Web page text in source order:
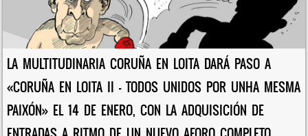
LA MULTITUDINARIA CORUÑA EN LOITA DARÁ PASO A
«CORUÑA EN LOITA II – TODOS UNIDOS POR UNHA MESMA
PAIXÓN» EL 14 DE ENERO, CON LA ADQUISICIÓN DE